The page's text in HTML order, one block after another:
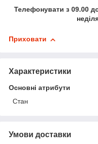
Телефонувати з 09.00
Приховати
Характеристики
Основні атрибути
Стан
Умови доставки